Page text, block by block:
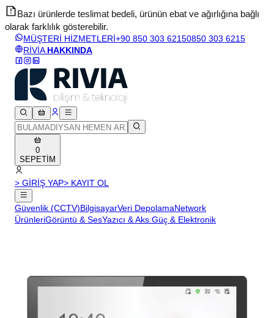
Bazı ürünlerde teslimat bedeli, ürünün ebat ve ağırlığına bağlı
olarak farklılık gösterebilir.
MÜŞTERİ HİZMETLERİ+90 850 303 62150850 303 6215
RİVİA HAKKINDA
0
SEPETİM
> GİRİŞ YAP> KAYIT OL
Güvenlik (CCTV)BilgisayarVeri DepolamaNetwork
ÜrünleriGörüntü & SesYazıcı & Aks.Güç & Elektronik